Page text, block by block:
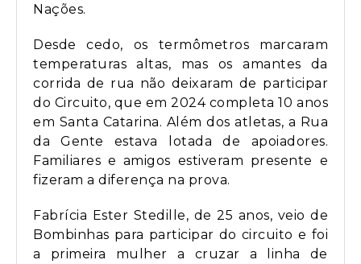
Nações.
Desde cedo, os termômetros marcaram
temperaturas altas, mas os amantes da
corrida de rua não deixaram de participar
do Circuito, que em 2024 completa 10 anos
em Santa Catarina. Além dos atletas, a Rua
da Gente estava lotada de apoiadores.
Familiares e amigos estiveram presente e
fizeram a diferença na prova.
Fabrícia Ester Stedille, de 25 anos, veio de
Bombinhas para participar do circuito e foi
a primeira mulher a cruzar a linha de